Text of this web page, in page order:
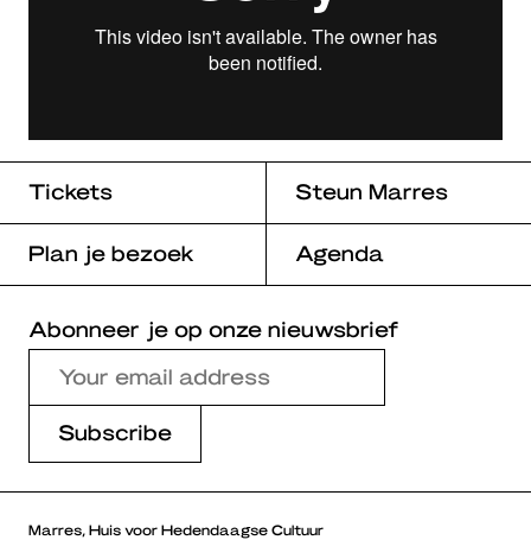
Tickets Steun Marres
Plan je bezoek Agenda
Abonneer je op onze nieuwsbrief
Marres, Huis voor Hedendaagse Cultuur